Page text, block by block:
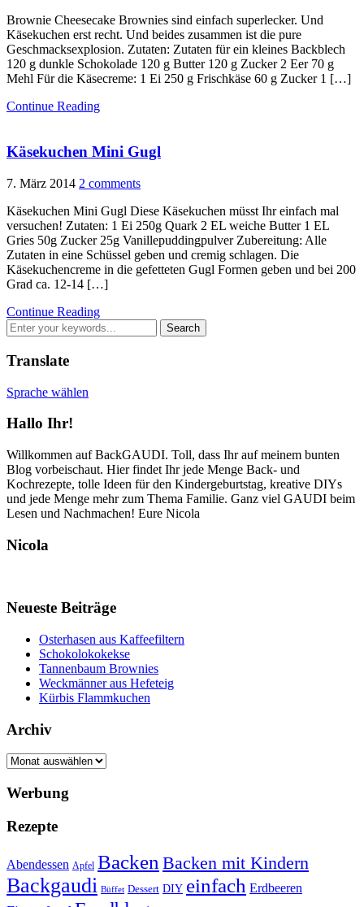
Brownie Cheesecake Brownies sind einfach superlecker. Und
Käsekuchen erst recht. Und beides zusammen ist die pure
Geschmacksexplosion. Zutaten: Zutaten für ein kleines Backblech
120 g dunkle Schokolade 120 g Butter 120 g Zucker 2 Eer 70 g
Mehl Für die Käsecreme: 1 Ei 250 g Frischkäse 60 g Zucker 1 […]
Continue Reading
Käsekuchen Mini Gugl
7. März 2014 2 comments
Käsekuchen Mini Gugl Diese Käsekuchen müsst Ihr einfach mal
versuchen! Zutaten: 1 Ei 250g Quark 2 EL weiche Butter 1 EL
Gries 50g Zucker 25g Vanillepuddingpulver Zubereitung: Alle
Zutaten in eine Schüssel geben und cremig schlagen. Die
Käsekuchencreme in die gefetteten Gugl Formen geben und bei 200
Grad ca. 12-14 […]
Continue Reading
Translate
Sprache wählen
Hallo Ihr!
Willkommen auf BackGAUDI. Toll, dass Ihr auf meinem bunten
Blog vorbeischaut. Hier findet Ihr jede Menge Back- und
Kochrezepte, tolle Ideen für den Kindergeburtstag, kreative DIYs
und jede Menge mehr zum Thema Familie. Ganz viel GAUDI beim
Lesen und Nachmachen! Eure Nicola
Nicola
Neueste Beiträge
Osterhasen aus Kaffeefiltern
Schokolokokekse
Tannenbaum Brownies
Weckmänner aus Hefeteig
Kürbis Flammkuchen
Archiv
Archiv
Werbung
Rezepte
Abendessen Apfel Backen Backen mit Kindern
Backgaudi Büffet Dessert DIY einfach Erdbeeren